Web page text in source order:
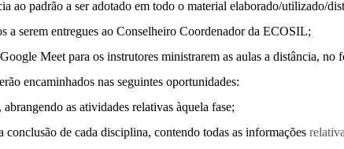
ao padrão a ser adotado em todo o material elaborado/utilizado/
a serem entregues ao Conselheiro Coordenador da ECOSIL;
Meet para os instrutores ministrarem as aulas a distância,
encaminhados nas seguintes oportunidades:
as atividades relativas àquela fase;
de cada disciplina, contendo todas as informações